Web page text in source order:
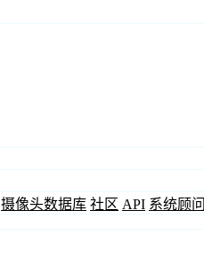
摄像头数据库 社区 API 系统顾问